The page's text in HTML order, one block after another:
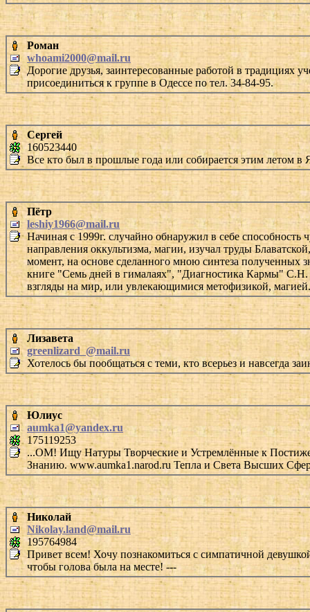
Роман
whoami2000@mail.ru
Дорогие друзья, заинтересованные работой в
присоединиться к группе в Одессе по тел. 34-84-95.
Сергей
160523440
Все кто был в прошлые года или собирается этим летом
Пётр
leshiy1966@mail.ru
Начиная с 1999г. случайно обнаружил в себе
направления оккультизма, магии, изучал труды
момент, на основе сделанного мною синтеза полученных
книге "Семь дней в гималаях", "Диагностика Кармы"
взгляды на мир, или увлекающимися метофизикой,
Лизавета
greenlizard_@mail.ru
Хотелось бы пообщаться с теми, кто всерьез и навсегда
Юлиус
aumka1@yandex.ru
175119253
...ОМ! Ищу Натуры Творческие и Устремлённые к
Знанию. www.aumka1.narod.ru Тепла и Света Высших
Николай
Nikolay.land@mail.ru
195764984
Привет всем! Хочу познакомиться с симпатичной
чтобы голова была на месте! ---